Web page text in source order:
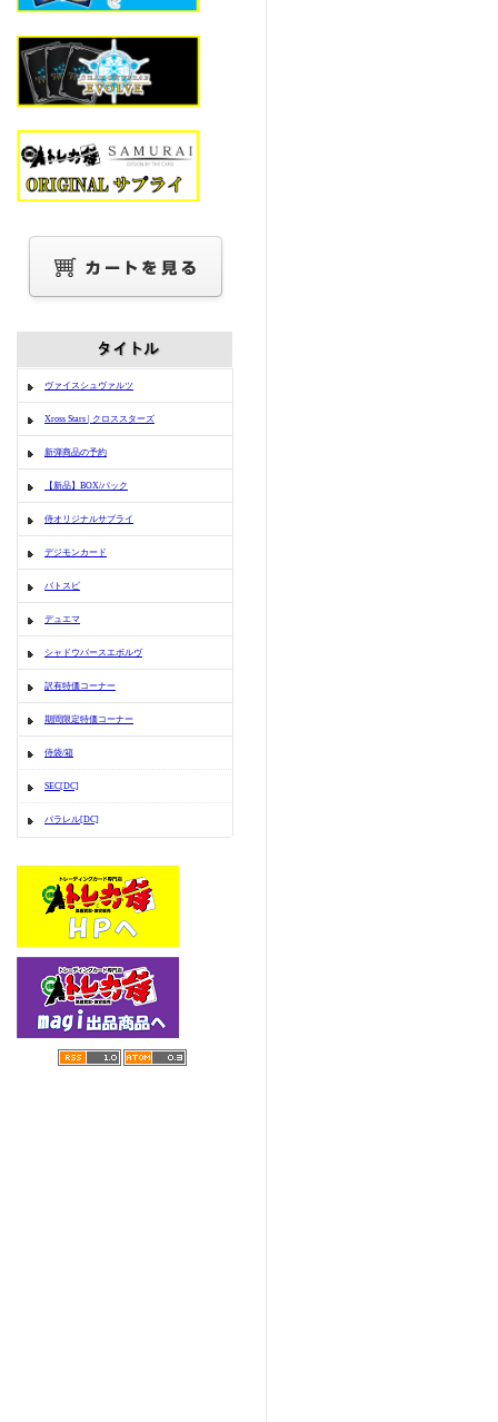
ヴァイスシュヴァルツ
Xross Stars | クロススターズ
新弾商品の予約
【新品】BOX/パック
侍オリジナルサプライ
デジモンカード
バトスピ
デュエマ
シャドウバースエボルヴ
訳有特価コーナー
期間限定特価コーナー
侍袋/箱
SEC[DC]
パラレル[DC]